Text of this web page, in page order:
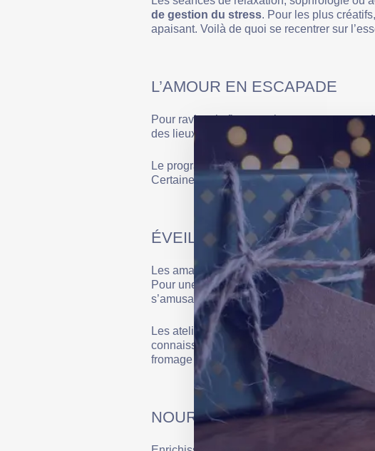
de gestion du stress. Pour les plus
apaisant. Voilà de quoi se recentrer sur
L’AMOUR EN ESCAPADE
Pour raviver la flamme, rien ne vautun
des lieux d’exception. Châteaux, manoirs
Le programme comprend généralement
Certaines formules incluent mêmedes
ÉVEIL DES PAPILLES
Les amateurs de gastronomie ne seront
Pour une expérience plus interactive,les
s’amusant.
Les ateliers de dégustation de vin,
connaissances œnologiques dans une
fromage leur permettront de repartir avec
NOURRITURE DE L’ESPRIT